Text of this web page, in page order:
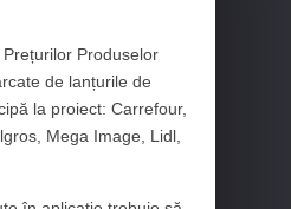
Produselor
de lanțurile de
la proiect: Carrefour,
Mega Image, Lidl,